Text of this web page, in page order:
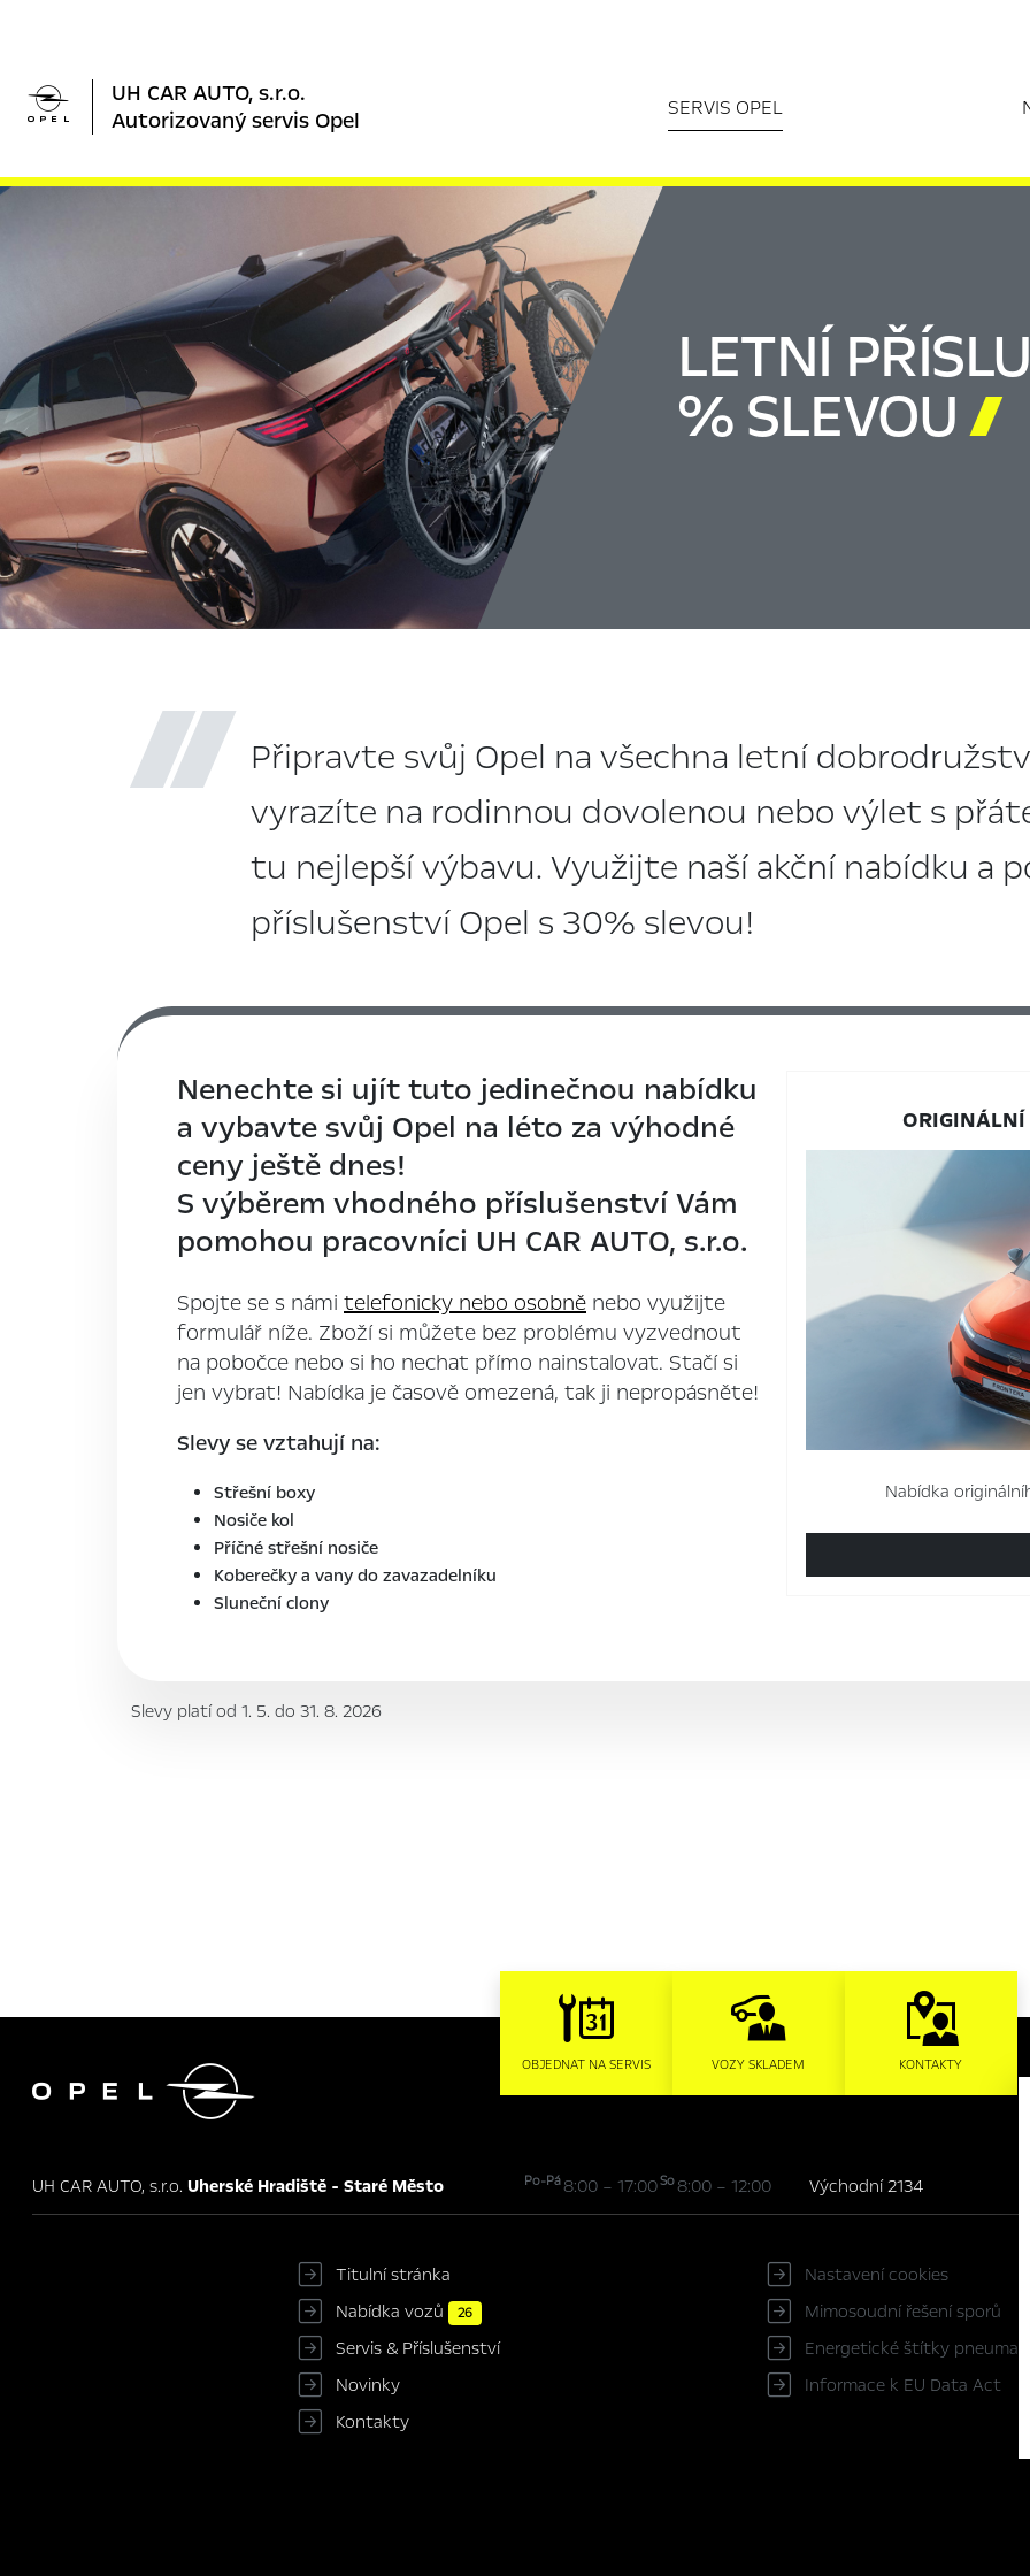

UH CAR AUTO, s.r.o.
Autorizovaný servis Opel
SERVIS OPEL
LETNÍ
% SLEVOU
Připravte svůj Opel na všechna letní
vyrazíte na rodinnou dovolenou nebo výlet s
tu nejlepší výbavu. Využijte naší akční nabídku a
příslušenství Opel s 30% slevou!
Nenechte si ujít tuto jedinečnou nabídku
a vybavte svůj Opel na léto za výhodné
ceny ještě dnes!
S výběrem vhodného příslušenství Vám
pomohou pracovníci UH CAR AUTO, s.r.o.
Spojte se s námi telefonicky nebo osobně nebo využijte
formulář níže. Zboží si můžete bez problému vyzvednout
na pobočce nebo si ho nechat přímo nainstalovat. Stačí si
jen vybrat! Nabídka je časově omezená, tak ji nepropásněte!
Slevy se vztahují na:
Střešní boxy
Nosiče kol
Příčné střešní nosiče
Koberečky a vany do zavazadelníku
Sluneční clony
ORIGINÁLNÍ
Nabídka
Slevy platí od 1. 5. do 31. 8. 2026
 OBJEDNAT NA SERVIS VOZY SKLADEM KONTAKTY
UH CAR AUTO, s.r.o. Uherské Hradiště - Staré Město Po-Pá8:00 – 17:00So8:00 – 12:00 Východní 2134
Titulní stránka
Nabídka vozů 26
Servis & Příslušenství
Novinky
Kontakty
Nastavení cookies
Mimosoudní řešení sporů
Energetické štítky pneumatik
Informace k EU Data Act